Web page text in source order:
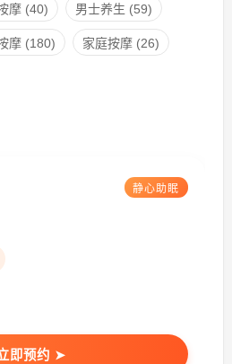
摩(40) 男士养生 (59)
摩(180) 家庭按摩(26)
静心助眠
即预约 ➤